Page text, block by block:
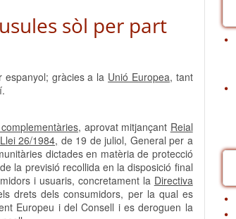
sòl per part
gràcies a la Unió Europea, tant
aprovat mitjançant Reial
Llei 26/1984, de 19 de juliol, General per a
dictades en matèria de protecció
la previsió recollida en la disposició final
i usuaris, concretament la Directiva
drets dels consumidors, per la qual es
Europeu i del Consell i es deroguen la